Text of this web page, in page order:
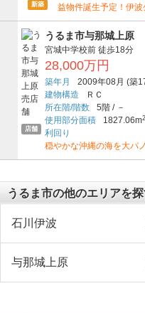
新築
益物件誕生予定！伊
店舗
うるま市与那城上原
宮城中学校前 徒歩18分
28,000万円
築年月 2009年08月 (築
建物構造
ＲＣ
所在階/階数
5階 /－
使用部分面積
1827.06m2
利回り
穏やかな沖縄の海を大パ
うるま市の他のエリアを
石川伊波
与那城上原